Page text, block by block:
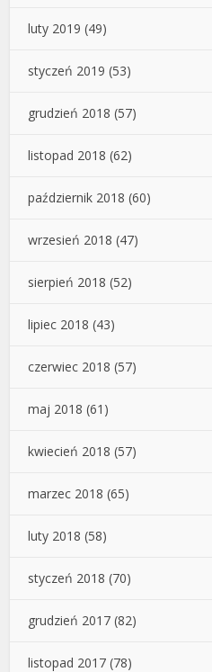
luty 2019 (49)
styczeń 2019 (53)
grudzień 2018 (57)
listopad 2018 (62)
październik 2018 (60)
wrzesień 2018 (47)
sierpień 2018 (52)
lipiec 2018 (43)
czerwiec 2018 (57)
maj 2018 (61)
kwiecień 2018 (57)
marzec 2018 (65)
luty 2018 (58)
styczeń 2018 (70)
grudzień 2017 (82)
listopad 2017 (78)